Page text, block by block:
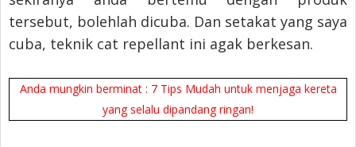
tersebut, bolehlah dicuba. Dan setakat yang saya
cuba, teknik cat repellant ini agak berkesan.
Anda mungkin berminat : 7 Tips Mudah untuk menjaga kereta
yang selalu dipandang ringan!